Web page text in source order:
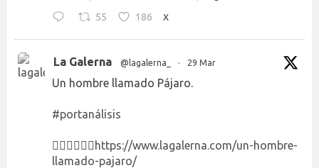
55 186 X
La Galerna @lagalerna_ · 29 Mar
Un hombre llamado Pájaro.
#portanálisis
👉🏻👉🏻👉🏻 https://www.lagalerna.com/un-hombre-
llamado-pajaro/